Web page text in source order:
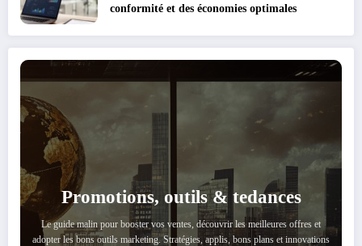
conformité et des économies optimales
Promotions, outils & tedances
Le guide malin pour booster vos ventes, découvrir les meilleures offres et
adopter les bons outils marketing. Stratégies, applis, bons plans et innovations